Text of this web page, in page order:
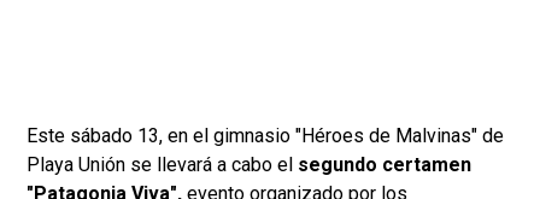
Este sábado 13, en el gimnasio "Héroes de Malvinas" de
Playa Unión se llevará a cabo el segundo certamen
"Patagonia Viva", evento organizado por los